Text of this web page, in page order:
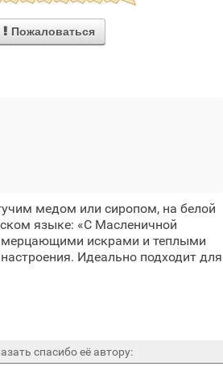
 Пожаловаться
медом или сиропом, на белой
языке: «С Масленичной
мерцающими искрами и теплыми
Идеально подходит для
спасибо её автору: